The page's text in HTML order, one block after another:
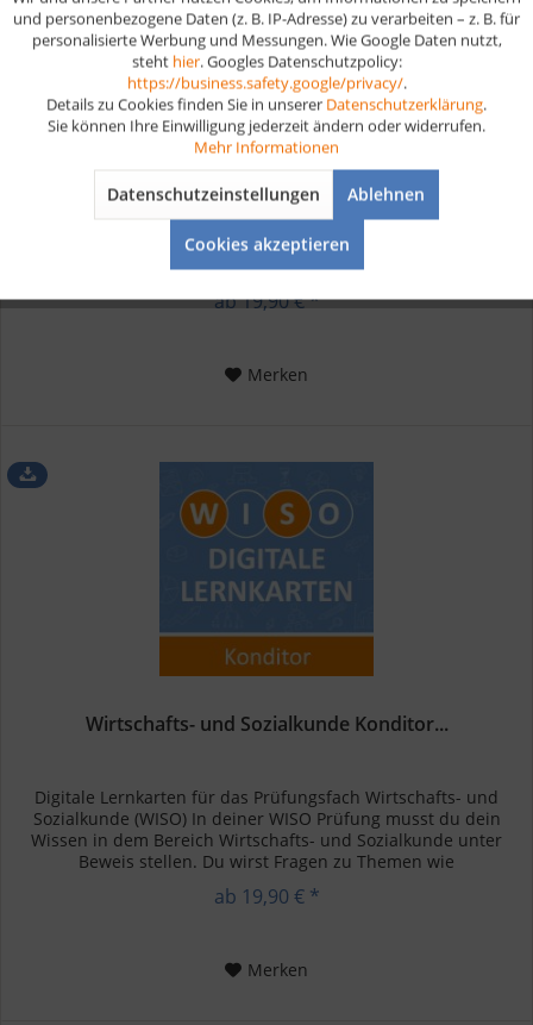
Konditor Lernkarten Digital
Digitale Lernkarten Konditor für deine Prüfungsvorbereitung
Als Konditor bist du Experte für die Herstellung von
Backwaren und Desserts. Du kümmerst dich um die
Zubereitung von Teigen, Cremes und Füllungen. Du backst
ab 19,90 € *
Merken
Wirtschafts- und Sozialkunde Konditor...
Digitale Lernkarten für das Prüfungsfach Wirtschafts- und
Sozialkunde (WISO) In deiner WISO Prüfung musst du dein
Wissen in dem Bereich Wirtschafts- und Sozialkunde unter
Beweis stellen. Du wirst Fragen zu Themen wie
ab 19,90 € *
Merken
Aktiv
Aktiv
und personenbezogene Daten (z. B. IP-Adresse) zu verarbeiten – z. B. für
personalisierte Werbung und Messungen. Wie Google Daten nutzt,
steht hier. Googles Datenschutzpolicy:
https://business.safety.google/privacy/.
Details zu Cookies finden Sie in unserer Datenschutzerklärung.
Sie können Ihre Einwilligung jederzeit ändern oder widerrufen.
Mehr Informationen
Datenschutzeinstellungen Ablehnen
Cookies akzeptieren